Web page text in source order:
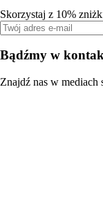
Skorzystaj z 10%
Bądźmy w
Znajdź nas w mediach